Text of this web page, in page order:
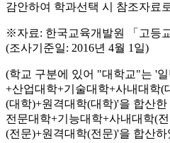
감안하여 학과선택 시 참조자료
※자료: 한국교육개발원 「고등
(조사기준일: 2016년 4월 1일)
(학교 구분에 있어 "대학교"는 '
+산업대학+기술대학+사내대학(
(대학)+원격대학(대학)'을 합산
전문대학+기능대학+사내대학(
(전문)+원격대학(전문)'을 합산하